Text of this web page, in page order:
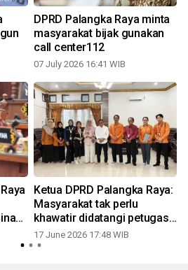
DPRD Palangka Raya minta
masyarakat bijak gunakan
call center112
07 July 2026 16:41 WIB
Ketua DPRD Palangka Raya:
Masyarakat tak perlu
khawatir didatangi petugas
Sensus Ekonomi
17 June 2026 17:48 WIB